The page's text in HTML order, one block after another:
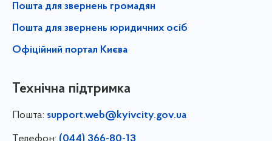
Пошта для звернень громадян
Пошта для звернень юридичних осіб
Офіційний портал Києва
Технічна підтримка
Пошта: support.web@kyivcity.gov.ua